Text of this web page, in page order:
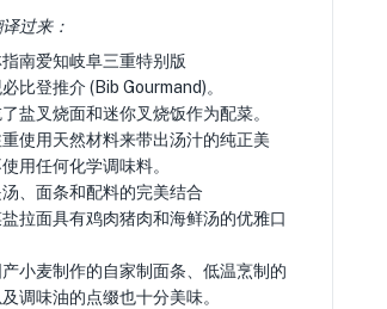
过来：
南爱知岐阜三重特别版
比登推介 (Bib Gourmand)。
盐叉烧面和迷你叉烧饭作为配菜。
重使用天然材料来带出汤汁的纯正美
用任何化学调味料。
、面条和配料的完美结合
拉面具有鸡肉猪肉和海鲜汤的优雅口
小麦制作的自家制面条、低温烹制的
调味油的点缀也十分美味。